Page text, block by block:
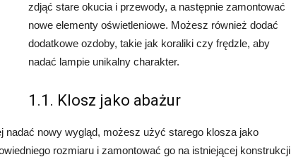
zdjąć stare okucia i przewody, a następnie zamontować
nowe elementy oświetleniowe. Możesz również dodać
dodatkowe ozdoby, takie jak koraliki czy frędzle, aby
nadać lampie unikalny charakter.
1.1. Klosz jako abażur
nadać nowy wygląd, możesz użyć starego klosza jako
rozmiaru i zamontować go na istniejącej konstrukcji